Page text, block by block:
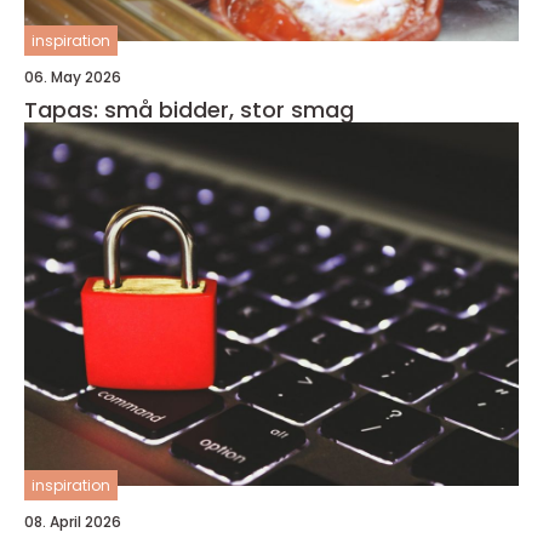
inspiration
06. May 2026
Tapas: små bidder, stor smag
inspiration
08. April 2026